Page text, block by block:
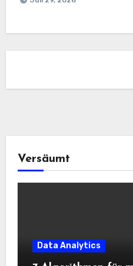
Versäumt
Data Analytics